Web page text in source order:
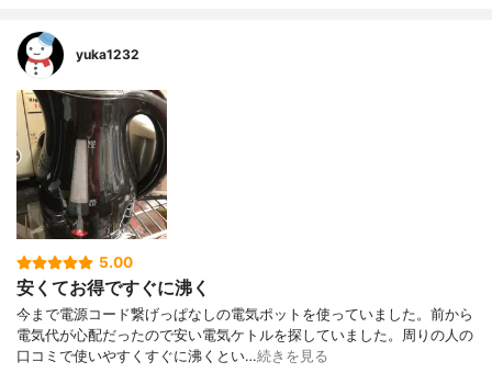
yuka1232
5.00
安くてお得ですぐに沸く
今まで電源コード繋げっぱなしの電気ポットを使っていました。前から
電気代が心配だったので安い電気ケトルを探していました。周りの人の
口コミで使いやすくすぐに沸くとい…続きを見る